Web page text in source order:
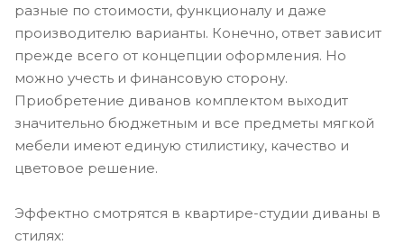
разные по стоимости, функционалу и даже
производителю варианты. Конечно, ответ зависит
прежде всего от концепции оформления. Но
можно учесть и финансовую сторону.
Приобретение диванов комплектом выходит
значительно бюджетным и все предметы мягкой
мебели имеют единую стилистику, качество и
цветовое решение.
Эффектно смотрятся в квартире-студии диваны в
стилях: